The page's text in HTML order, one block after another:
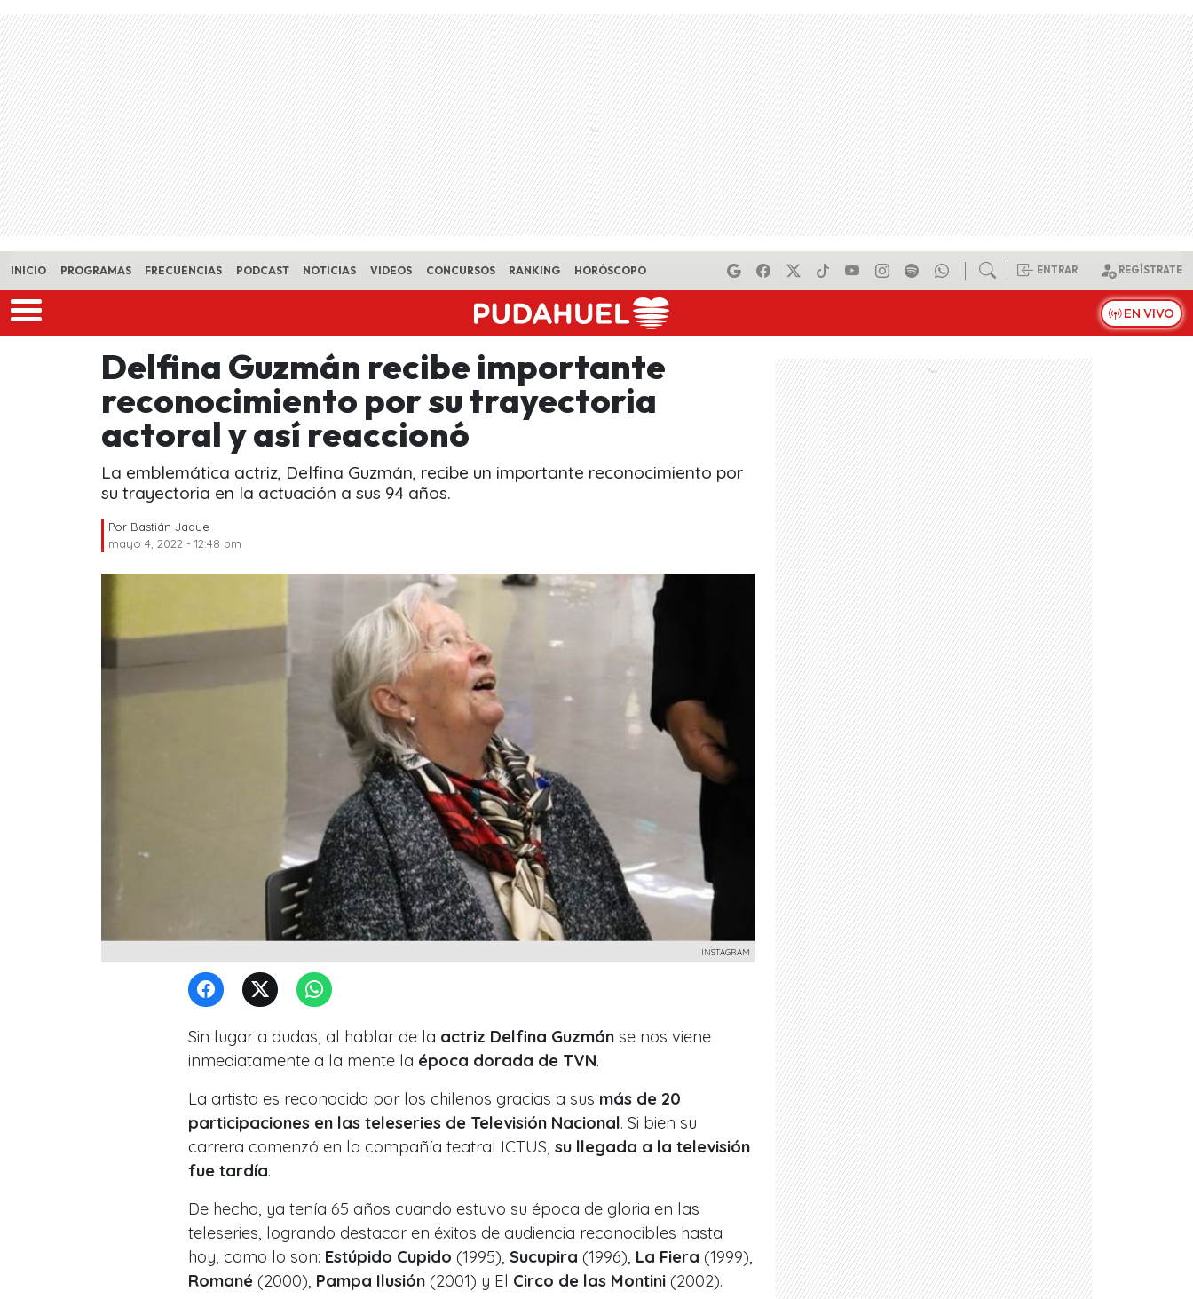
Skip to main content
INICIO PROGRAMAS FRECUENCIAS PODCAST NOTICIAS VIDEOS CONCURSOS RANKING HORÓSCOPO ENTRAR REGÍSTRATE
EN VIVO
Delfina Guzmán recibe importante
reconocimiento por su trayectoria
actoral y así reaccionó
La emblemática actriz, Delfina Guzmán, recibe un importante reconocimiento por
su trayectoria en la actuación a sus 94 años.
Por Bastián Jaque
mayo 4, 2022 - 12:48 pm
INSTAGRAM
Sin lugar a dudas, al hablar de la actriz Delfina Guzmán se nos viene
inmediatamente a la mente la época dorada de TVN.
La artista es reconocida por los chilenos gracias a sus más de 20
participaciones en las teleseries de Televisión Nacional. Si bien su
carrera comenzó en la compañía teatral ICTUS, su llegada a la televisión
fue tardía.
De hecho, ya tenía 65 años cuando estuvo su época de gloria en las
teleseries, logrando destacar en éxitos de audiencia reconocibles hasta
hoy, como lo son: Estúpido Cupido (1995), Sucupira (1996), La Fiera (1999),
Romané (2000), Pampa Ilusión (2001) y El Circo de las Montini (2002).